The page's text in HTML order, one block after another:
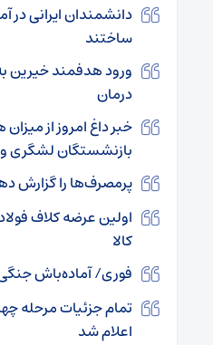
دانشمندان ایرانی در
ساختند
ورود هدفمند خیرین
درمان
خبر داغ امروز از
بازنشستگان لشگری
پرمصرف‌ها را گزارش
اولین عرضه کلاف
کالا
فوری/ آماده‌باش
تمام جزئیات مرحله
اعلام شد